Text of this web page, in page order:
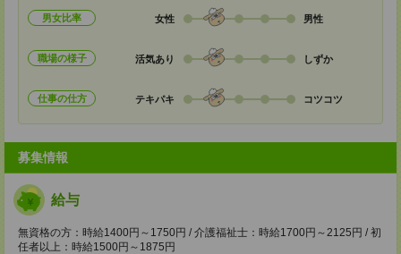
男女比率 女性 男性
職場の様子 活気あり しずか
仕事の仕方 テキパキ コツコツ
募集情報
給与
無資格の方：時給1400円～1750円 / 介護福祉士：時給1700円～2125円 / 初
任者以上：時給1500円～1875円